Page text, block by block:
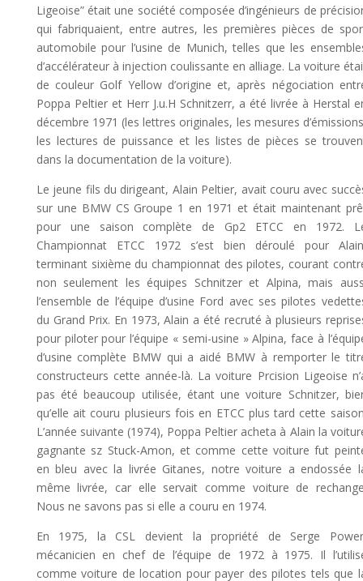
Ligeoise” était une société composée d’ingénieurs de
qui fabriquaient, entre autres, les premières pièces de
automobile pour l’usine de Munich, telles que les
d’accélérateur à injection coulissante en alliage. La voiture
de couleur Golf Yellow d’origine et, après négociation
Poppa Peltier et Herr J.u.H Schnitzerr, a été livrée à Herstal
décembre 1971 (les lettres originales, les mesures
les lectures de puissance et les listes de pièces se
dans la documentation de la voiture).
Le jeune fils du dirigeant, Alain Peltier, avait couru avec
sur une BMW CS Groupe 1 en 1971 et était maintenant
pour une saison complète de Gp2 ETCC en 1972.
Championnat ETCC 1972 s’est bien déroulé pour
terminant sixième du championnat des pilotes, courant
non seulement les équipes Schnitzer et Alpina, mais
l’ensemble de l’équipe d’usine Ford avec ses pilotes
du Grand Prix. En 1973, Alain a été recruté à plusieurs
pour piloter pour l’équipe « semi-usine » Alpina, face à
d’usine complète BMW qui a aidé BMW à remporter le
constructeurs cette année-là. La voiture Prcision Ligeoise
pas été beaucoup utilisée, étant une voiture Schnitzer,
qu’elle ait couru plusieurs fois en ETCC plus tard cette
L’année suivante (1974), Poppa Peltier acheta à Alain la
gagnante sz Stuck-Amon, et comme cette voiture fut
en bleu avec la livrée Gitanes, notre voiture a endossée
même livrée, car elle servait comme voiture de
Nous ne savons pas si elle a couru en 1974.
En 1975, la CSL devient la propriété de Serge
mécanicien en chef de l’équipe de 1972 à 1975. Il
comme voiture de location pour payer des pilotes tels que